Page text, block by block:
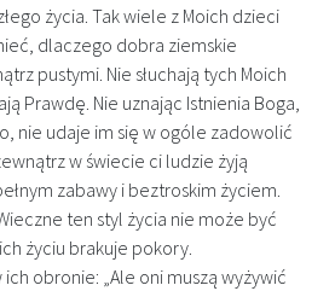
życia. Tak wiele z Moich dzieci
dlaczego dobra ziemskie
pustymi. Nie słuchają tych Moich
Prawdę. Nie uznając Istnienia Boga,
nie udaje im się w ogóle zadowolić
w świecie ci ludzie żyją
zabawy i beztroskim życiem.
ten styl życia nie może być
życiu brakuje pokory.
obronie: „Ale oni muszą wyżywić